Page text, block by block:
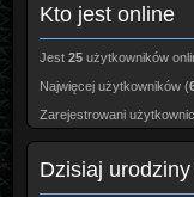
Kto jest online
Jest 25użytkowników
Najwięcej użytkowników (
Zarejestrowani
Dzisiaj